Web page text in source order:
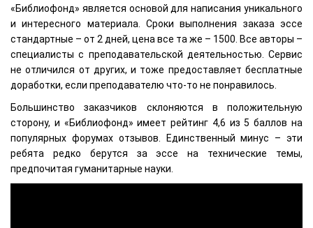
«Библиофонд» является основой для написания уникального
и интересного материала. Сроки выполнения заказа эссе
стандартные – от 2 дней, цена все та же – 1500. Все авторы –
специалисты с преподавательской деятельностью. Сервис
не отличился от других, и тоже предоставляет бесплатные
доработки, если преподавателю что-то не понравилось.
Большинство заказчиков склоняются в положительную
сторону, и «Библиофонд» имеет рейтинг 4,6 из 5 баллов на
популярных форумах отзывов. Единственный минус – эти
ребята редко берутся за эссе на технические темы,
предпочитая гуманитарные науки.